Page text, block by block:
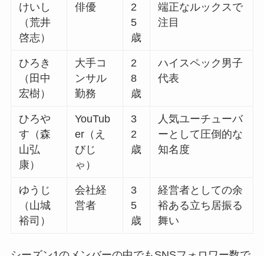
けいし
（荒井
啓志）
俳優
2
5
歳
端正なルックスで
注目
ひろき
（田中
宏樹）
大手コ
ンサル
勤務
2
8
歳
ハイスペック男子
代表
ひろや
す（森
山弘
康）
YouTub
er（え
びじ
ゃ）
3
2
歳
人気ユーチューバ
ーとして圧倒的な
知名度
ゆうじ
（山城
裕司）
会社経
営者
3
5
歳
経営者としての余
裕ある立ち居振る
舞い